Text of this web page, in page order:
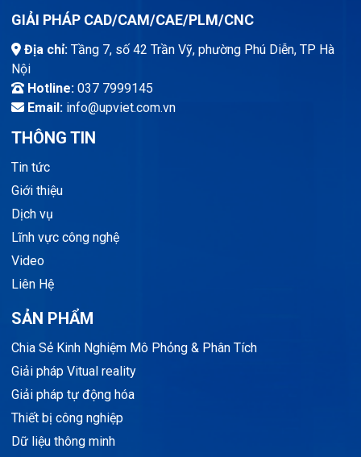
GIẢI PHÁP CAD/CAM/CAE/PLM/CNC
Địa chỉ: Tầng 7, số 42 Trần Vỹ, phường Phú Diễn, TP Hà
Nội
Hotline: 037 7999145
Email: info@upviet.com.vn
THÔNG TIN
Tin tức
Giới thiệu
Dịch vụ
Lĩnh vực công nghệ
Video
Liên Hệ
SẢN PHẨM
Chia Sẻ Kinh Nghiệm Mô Phỏng & Phân Tích
Giải pháp Vitual reality
Giải pháp tự động hóa
Thiết bị công nghiệp
Dữ liệu thông minh